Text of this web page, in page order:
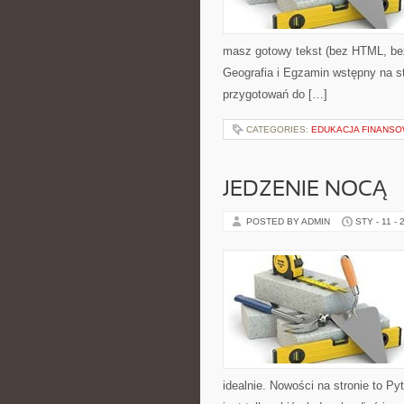
masz gotowy tekst (bez HTML,
Geografia i Egzamin wstępny na
przygotowań do […]
CATEGORIES: EDUKACJA
JEDZENIE NOCĄ
POSTED BY ADMIN STY - 11 -
idealnie. Nowości na stronie to